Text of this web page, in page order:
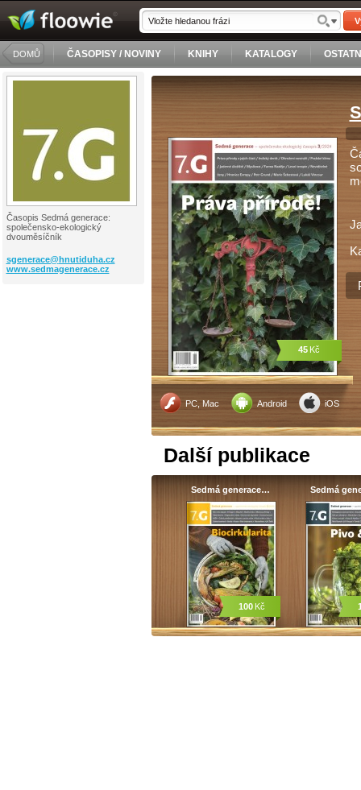
DOMŮ ČASOPISY / NOVINY KNIHY KATALOGY
Časopis Sedmá generace:
společensko-ekologický
dvouměsíčník
sgenerace@hnutiduha.cz
www.sedmagenerace.cz
PC, Mac Android iOS
45 Kč
Další publikace
Sedmá generace…
100 Kč
Sedmá